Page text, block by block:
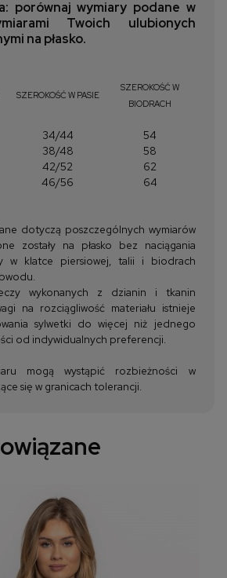
porównaj wymiary podane w
Twoich ulubionych
na płasko.
SZEROKOŚĆ W PASIE
SZEROKOŚĆ W
BIODRACH
34/44
54
38/48
58
42/52
62
46/56 64
dotyczą poszczególnych wymiarów
zostały na płasko bez naciągania
w klatce piersiowej, talii i biodrach
wykonanych z dzianin i tkanin
na rozciągliwość materiału istnieje
sylwetki do więcej niż jednego
od indywidualnych preferencji.
mogą wystąpić rozbieżności w
się w granicach tolerancji.